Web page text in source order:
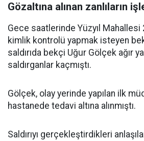
Gözaltına alınan zanlıların
Gece saatlerinde Yüzyıl Mahallesi
kimlik kontrolü yapmak isteyen
saldırıda bekçi Uğur Gölçek ağır
saldırganlar kaçmıştı.
Gölçek, olay yerinde yapılan ilk
hastanede tedavi altına alınmıştı.
Saldırıyı gerçekleştirdikleri